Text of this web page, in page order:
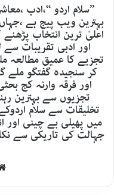
’’سلام اردو ‘‘،ادب
بہترین ویب پیج ہے
اعلیٰ ترین انتخاب
اور ادبی تقریبات
تجزیے کا عمیق مطالعہ
کر سنجیدہ گفتگو
اور فرقہ وارنہ کج
تجزیوں سے بہترین
تخلیقات سے سلام
میں پھیلی بے چینی اور
جہالت کی تاریکی سے